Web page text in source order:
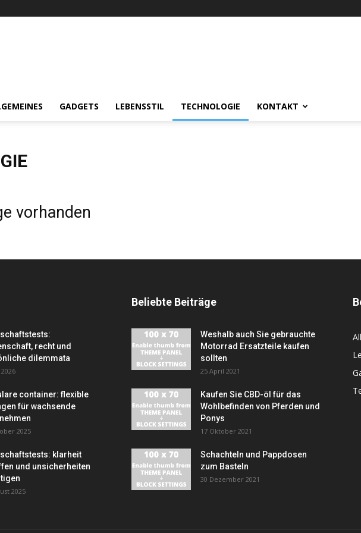
GADGETS LEBENSSTIL TECHNOLOGIE KONTAKT
vorhanden
recht und
dilemmata
container: flexible
für wachsende
2025
klarheit
und unsicherheiten
2025
Beliebte Beiträge
Weshalb auch Sie gebrauchte
Motorrad Ersatzteile kaufen
sollten
25 April 2021
Kaufen Sie CBD-öl für das
Wohlbefinden von Pferden und
Ponys
17 Oktober 2021
Schachteln und Pappdosen
zum Basteln
30 Dezember 2021